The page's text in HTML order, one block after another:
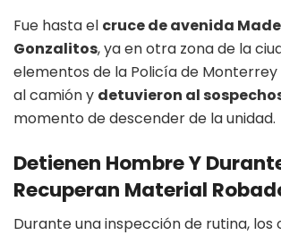
Fue hasta el cruce de avenida
Gonzalitos, ya en otra zona de la
elementos de la Policía de
al camión y detuvieron al
momento de descender de la unidad.
Detienen Hombre Y
Recuperan Material
Durante una inspección de rutina, los